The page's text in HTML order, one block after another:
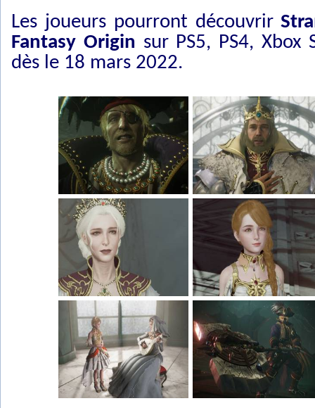
Les joueurs pourront découvrir
Fantasy Origin sur PS5, PS4, Xbox
dès le 18 mars 2022.